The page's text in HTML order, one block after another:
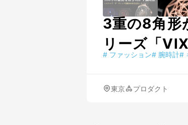
3重の8角形
リーズ「
# ファッション# 腕時計#
東京 プロダクト